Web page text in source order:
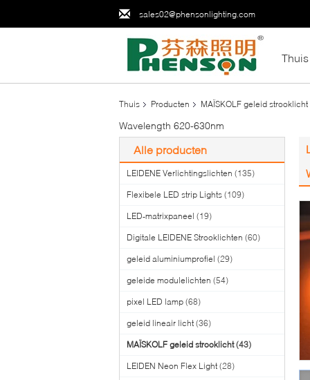
sales02@phensonlighting.com
Thuis
Thuis Producten MAÏSKOLF geleid strooklicht
Wavelength 620-630nm
Alle producten
LEIDENE Verlichtingslichten (135)
Flexibele LED strip Lights (109)
LED-matrixpaneel (19)
Digitale LEIDENE Strooklichten (60)
geleid aluminiumprofiel (29)
geleide modulelichten (54)
pixel LED lamp (68)
geleid lineair licht (36)
MAÏSKOLF geleid strooklicht (43)
LEIDEN Neon Flex Light (28)